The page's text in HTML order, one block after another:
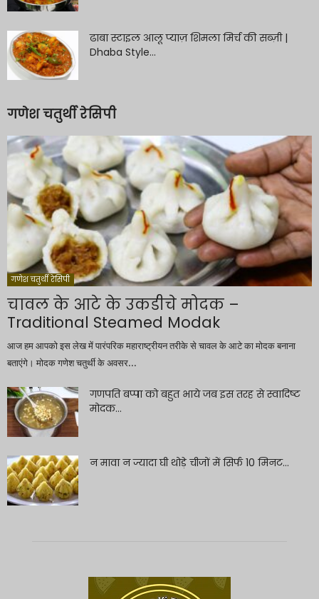
ढाबा स्टाइल आलू प्याज़ शिमला मिर्च की सब्ज़ी |
Dhaba Style...
गणेश चतुर्थी रेसिपी
गणेश चतुर्थी रेसिपी
चावल के आटे के उकडीचे मोदक –
Traditional Steamed Modak
आज हम आपको इस लेख में पारंपरिक महाराष्ट्रीयन तरीके से चावल के आटे का मोदक बनाना
बताएंगे। मोदक गणेश चतुर्थी के अवसर...
गणपति बप्पा को बहुत भाये जब इस तरह से स्वादिष्ट
मोदक...
न मावा न ज्यादा घी थोड़े चीजों में सिर्फ 10 मिनट...